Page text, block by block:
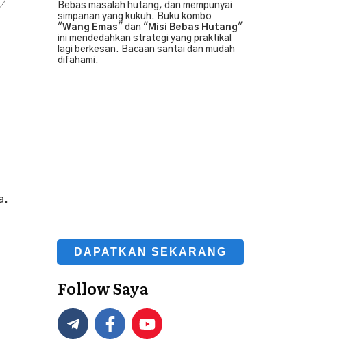
Bebas masalah hutang, dan mempunyai
simpanan yang kukuh. Buku kombo
"Wang Emas" dan " Misi Bebas Hutang"
ini mendedahkan strategi yang praktikal
lagi berkesan. Bacaan santai dan mudah
difahami.
DAPATKAN SEKARANG
Follow Saya